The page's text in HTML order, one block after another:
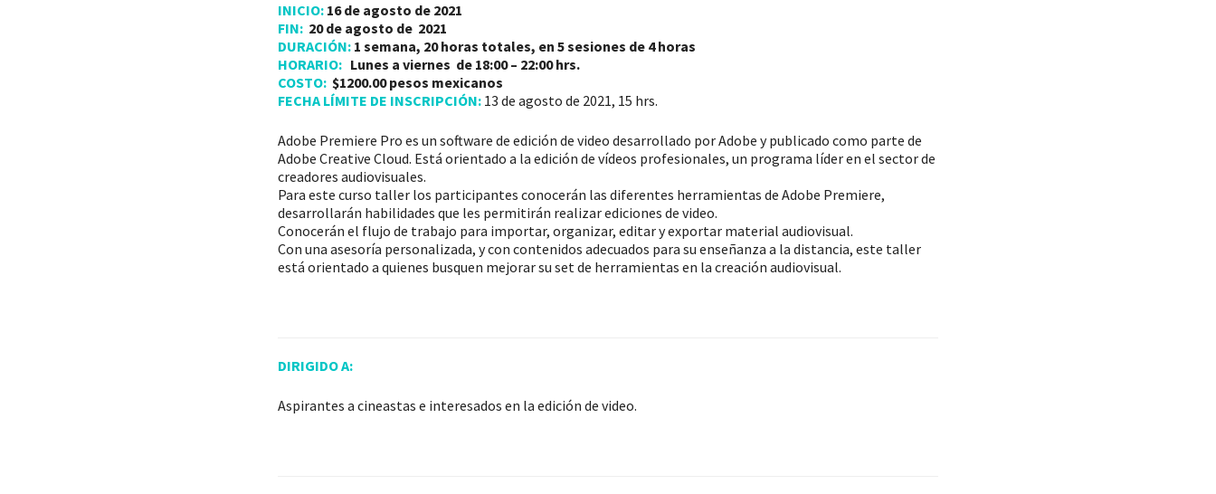
INICIO: 16 de agosto de 2021
FIN: 20 de agosto de 2021
DURACIÓN: 1 semana, 20horas totales, en 5 sesiones de 4 horas
HORARIO: Lunes a viernes de 18:00 – 22:00 hrs.
COSTO: $1200.00 pesos mexicanos
FECHA LÍMITE DE INSCRIPCIÓN: 13 de agosto de 2021, 15 hrs.
Adobe Premiere Pro es un software de edición de video desarrollado por Adobe y publicado como parte de
Adobe Creative Cloud. Está orientado a la edición de vídeos profesionales, un programa líder en el sector de
creadores audiovisuales.
Para este curso taller los participantes conocerán las diferentes herramientas de Adobe Premiere,
desarrollarán habilidades que les permitirán realizar ediciones de video.
Conocerán el flujo de trabajo para importar, organizar, editar y exportar material audiovisual.
Con una asesoría personalizada, y con contenidos adecuados para su enseñanza a la distancia, este taller
está orientado a quienes busquen mejorar su set de herramientas en la creación audiovisual.
DIRIGIDO A:
Aspirantes a cineastas e interesados en la edición de video.